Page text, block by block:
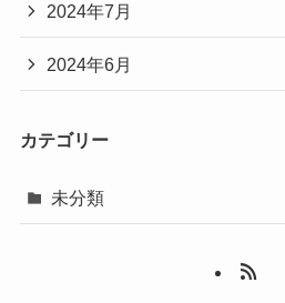
2024年7月
2024年6月
カテゴリー
未分類